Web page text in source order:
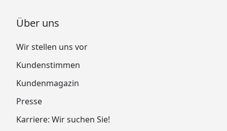
Über uns
Wir stellen uns vor
Kundenstimmen
Kundenmagazin
Presse
Karriere: Wir suchen Sie!